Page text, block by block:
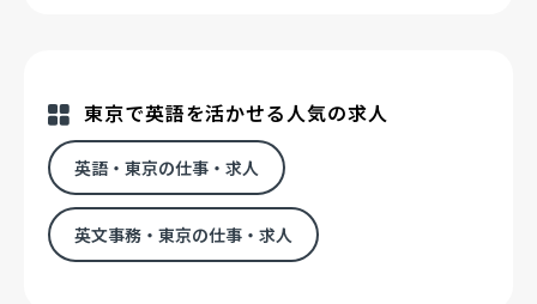
東京で英語を活かせる人気の求人
英語・東京の仕事・求人
英文事務・東京の仕事・求人